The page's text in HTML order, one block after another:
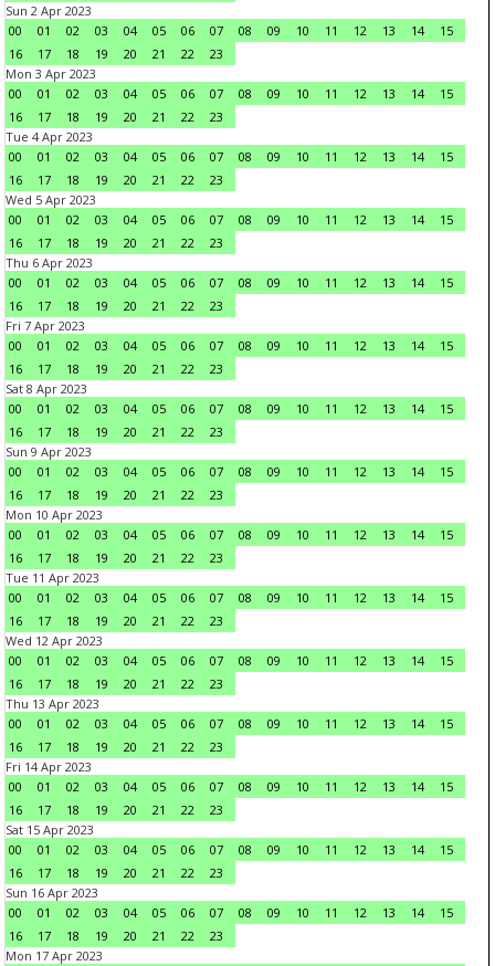
Sun 2 Apr 2023
00
01 02 03 04 05 06 07 08 09 10 11 12 13 14
15
16
17 18 19 20 21 22
23
Mon 3 Apr 2023
00
01 02 03 04 05 06 07 08 09 10 11 12 13 14
15
16
17 18 19 20 21 22
23
Tue 4 Apr 2023
00
01 02 03 04 05 06 07 08 09 10 11 12 13 14
15
16
17 18 19 20 21 22
23
Wed 5 Apr 2023
00
01 02 03 04 05 06 07 08 09 10 11 12 13 14
15
16
17 18 19 20 21 22
23
Thu 6 Apr 2023
00
01 02 03 04 05 06 07 08 09 10 11 12 13 14
15
16
17 18 19 20 21 22
23
Fri 7 Apr 2023
00
01 02 03 04 05 06 07 08 09 10 11 12 13 14
15
16
17 18 19 20 21 22
23
Sat 8 Apr 2023
00
01 02 03 04 05 06 07 08 09 10 11 12 13 14
15
16
17 18 19 20 21 22
23
Sun 9 Apr 2023
00
01 02 03 04 05 06 07 08 09 10 11 12 13 14
15
16
17 18 19 20 21 22
23
Mon 10 Apr 2023
00
01 02 03 04 05 06 07 08 09 10 11 12 13 14
15
16
17 18 19 20 21 22
23
Tue 11 Apr 2023
00
01 02 03 04 05 06 07 08 09 10 11 12 13 14
15
16
17 18 19 20 21 22
23
Wed 12 Apr 2023
00
01 02 03 04 05 06 07 08 09 10 11 12 13 14
15
16
17 18 19 20 21 22
23
Thu 13 Apr 2023
00
01 02 03 04 05 06 07 08 09 10 11 12 13 14
15
16
17 18 19 20 21 22
23
Fri 14 Apr 2023
00
01 02 03 04 05 06 07 08 09 10 11 12 13 14
15
16
17 18 19 20 21 22
23
Sat 15 Apr 2023
00
01 02 03 04 05 06 07 08 09 10 11 12 13 14
15
16
17 18 19 20 21 22
23
Sun 16 Apr 2023
00
01 02 03 04 05 06 07 08 09 10 11 12 13 14
15
16
17 18 19 20 21 22
23
Mon 17 Apr 2023